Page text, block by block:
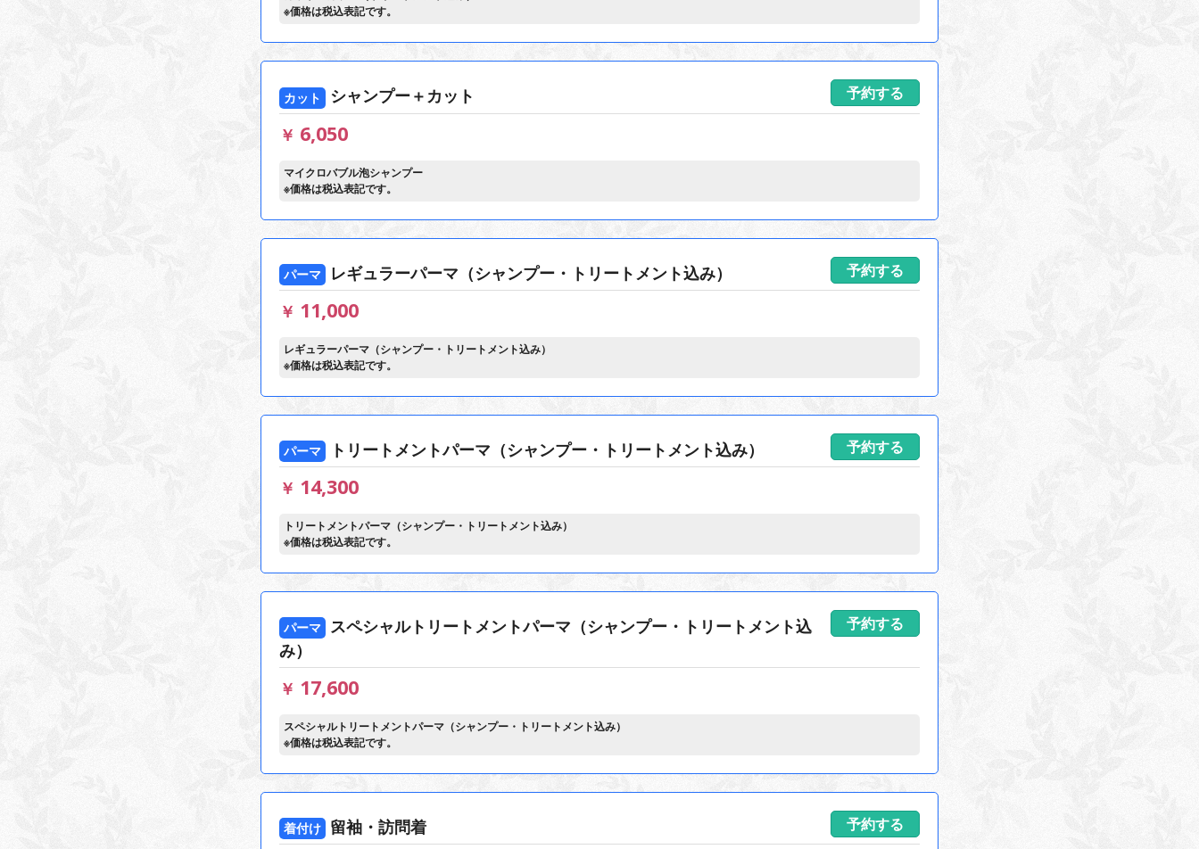
※価格は税込表記です。
カット
シャンプー＋カット
￥ 6,050
マイクロバブル泡シャンプー
※価格は税込表記です。
予約する
パーマ
レギュラーパーマ（シャンプー・トリートメント込み）
￥ 11,000
レギュラーパーマ（シャンプー・トリートメント込み）
※価格は税込表記です。
予約する
パーマ
トリートメントパーマ（シャンプー・トリートメント込み）
￥ 14,300
トリートメントパーマ（シャンプー・トリートメント込み）
※価格は税込表記です。
予約する
パーマ スペシャルトリートメントパーマ（シャンプー・トリートメント込
み）
￥ 17,600
スペシャルトリートメントパーマ（シャンプー・トリートメント込み）
※価格は税込表記です。
予約する
着付け 留袖・訪問着 予約する